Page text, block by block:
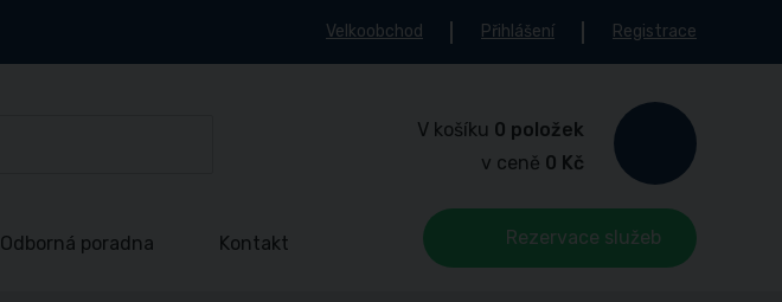
Velkoobchod Přihlášení Registrace
V košíku 0 položek
v ceně 0 Kč
Odborná poradna Kontakt Rezervace služeb